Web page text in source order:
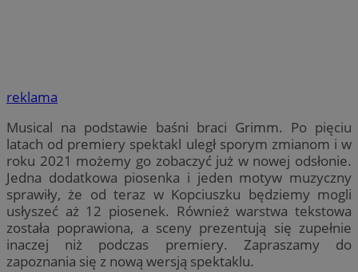
reklama
Musical na podstawie baśni braci Grimm. Po pięciu
latach od premiery spektakl uległ sporym zmianom i w
roku 2021 możemy go zobaczyć już w nowej odsłonie.
Jedna dodatkowa piosenka i jeden motyw muzyczny
sprawiły, że od teraz w Kopciuszku będziemy mogli
usłyszeć aż 12 piosenek. Również warstwa tekstowa
została poprawiona, a sceny prezentują się zupełnie
inaczej niż podczas premiery. Zapraszamy do
zapoznania się z nową wersją spektaklu.